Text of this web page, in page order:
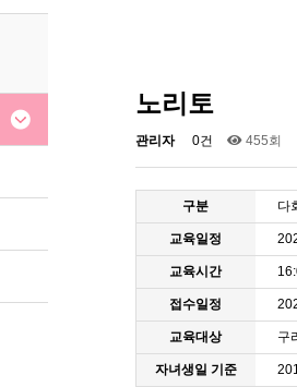
노리토
관리자 0건 455회
구분 다
교육일정
교육시간
접수일정
교육대상 구
자녀생일 기준